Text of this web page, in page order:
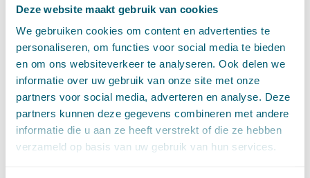
Deze website maakt gebruik van cookies
We gebruiken cookies om content en advertenties te
personaliseren, om functies voor social media te bieden
en om ons websiteverkeer te analyseren. Ook delen we
informatie over uw gebruik van onze site met onze
partners voor social media, adverteren en analyse. Deze
partners kunnen deze gegevens combineren met andere
informatie die u aan ze heeft verstrekt of die ze hebben
verzameld op basis van uw gebruik van hun services.
waarvan de schending zou kunnen leiden tot
lidstaataansprakelijkheid voor schade van particulieren. Onder
verwijzing naar relatief recente rechtspraak (
Kantarev en
Euromin Holdings
) overweegt het Hof (in een nieuwe
formulering) dat, wil sprake zijn van de toekenning van
rechten aan particulieren, de Unierechtelijke schending van
dien aard moet zijn dat zij een rechtssituatie kan wijzigen die
de geschonden bepalingen voor hen zouden hebben willen
scheppen (“que la violation de ces obligations soit, en
conséquence, de nature à pouvoir altérer une situation